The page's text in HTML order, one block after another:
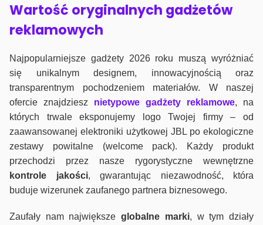
Wartość oryginalnych gadżetów
reklamowych
Najpopularniejsze gadżety 2026 roku muszą wyróżniać
się unikalnym designem, innowacyjnością oraz
transparentnym pochodzeniem materiałów. W naszej
ofercie znajdziesz nietypowe gadżety reklamowe, na
których trwale eksponujemy logo Twojej firmy – od
zaawansowanej elektroniki użytkowej JBL po ekologiczne
zestawy powitalne (welcome pack). Każdy produkt
przechodzi przez nasze rygorystyczne wewnętrzne
kontrole jakości, gwarantując niezawodność, która
buduje wizerunek zaufanego partnera biznesowego.
Zaufały nam największeglobalne marki, w tym działy